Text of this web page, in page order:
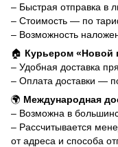
– Быстрая отправка в
– Стоимость — по
– Возможность
🏠 Курьером «Новой
– Удобная доставка
– Оплата доставки —
🌍 Международная
– Возможна в
– Рассчитывается
от адреса и способа